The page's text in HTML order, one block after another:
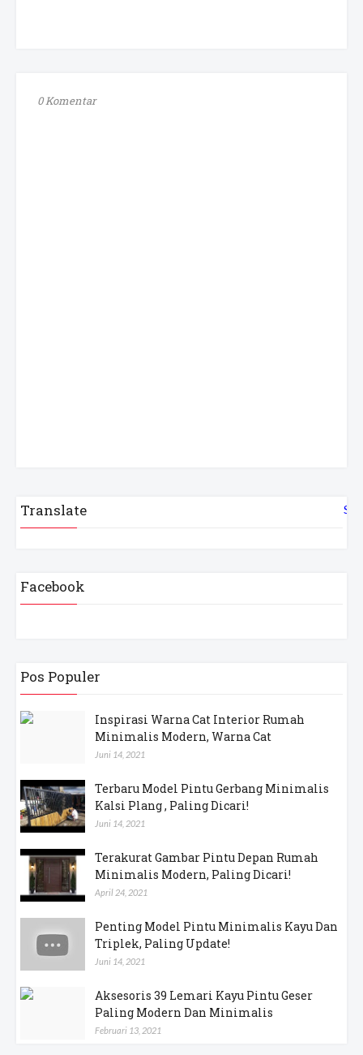
0 Komentar
Translate
Facebook
Pos Populer
Inspirasi Warna Cat Interior Rumah
Minimalis Modern, Warna Cat
Juni 14, 2021
Terbaru Model Pintu Gerbang Minimalis
Kalsi Plang , Paling Dicari!
Juni 14, 2021
Terakurat Gambar Pintu Depan Rumah
Minimalis Modern, Paling Dicari!
April 24, 2021
Penting Model Pintu Minimalis Kayu Dan
Triplek, Paling Update!
Juni 14, 2021
Aksesoris 39 Lemari Kayu Pintu Geser
Paling Modern Dan Minimalis
Februari 13, 2021